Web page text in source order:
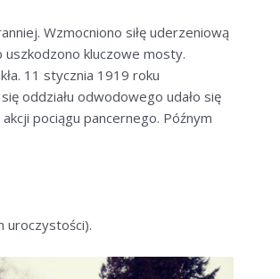
Wzmocniono siłę uderzeniową
kluczowe mosty.
11 stycznia 1919 roku
oddziału odwodowego udało się
pociągu pancernego. Późnym
uroczystości).